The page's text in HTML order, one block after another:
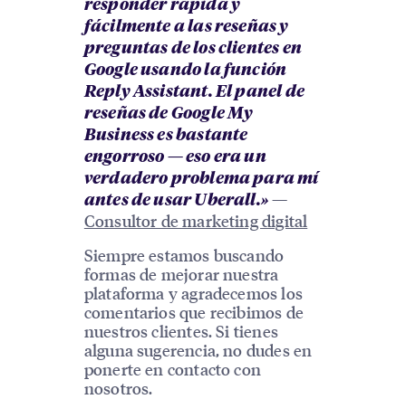
responder rápida y
fácilmente a las reseñas y
preguntas de los clientes en
Google usando la función
Reply Assistant. El panel de
reseñas de Google My
Business es bastante
engorroso — eso era un
verdadero problema para mí
antes de usar Uberall.»—
Consultor de marketing digital
Siempre estamos buscando
formas de mejorar nuestra
plataforma y agradecemos los
comentarios que recibimos de
nuestros clientes. Si tienes
alguna sugerencia, no dudes en
ponerte en contacto con
nosotros.